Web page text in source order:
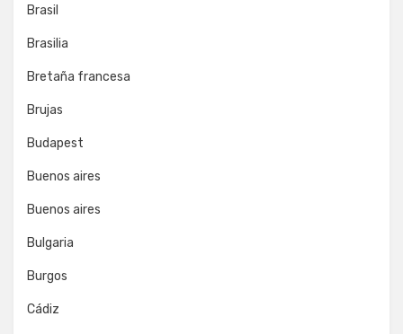
Brasil
Brasilia
Bretaña francesa
Brujas
Budapest
Buenos aires
Buenos aires
Bulgaria
Burgos
Cádiz